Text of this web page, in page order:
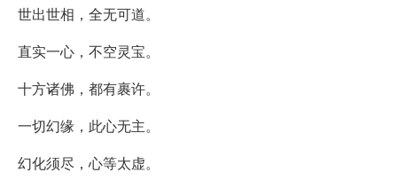
世出世相，全无可道。
直实一心，不空灵宝。
十方诸佛，都有裹许。
一切幻缘，此心无主。
幻化须尽，心等太虚。